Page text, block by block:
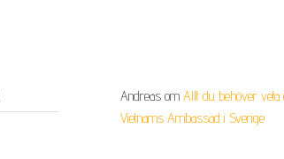
Andreas om Allt du behöver veta
Vietnams Ambassad i Sverige